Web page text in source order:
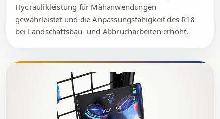
Hydraulikleistung für Mähanwendungen
gewährleistet und die Anpassungsfähigkeit des R18
bei Landschaftsbau- und Abbrucharbeiten erhöht.